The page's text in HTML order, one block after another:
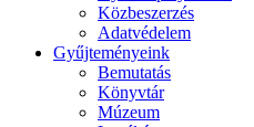
Közbeszerzés
Adatvédelem
Gyűjteményeink
Bemutatás
Könyvtár
Múzeum